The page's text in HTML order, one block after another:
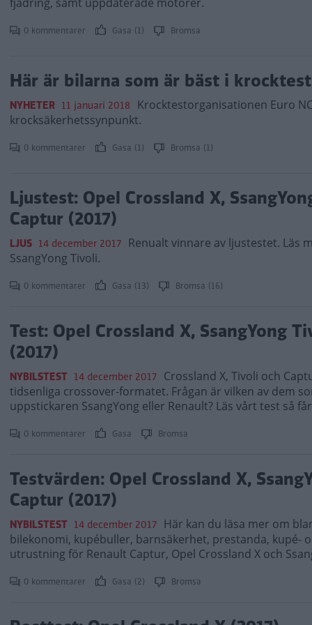
0 kommentarer Gasa (1) Bromsa
Här är bilarna som är bäst i krocktest
NYHETER 11 januari 2018 Krocktestorganisationen Euro
krocksäkerhetssynpunkt.
0 kommentarer Gasa (1) Bromsa (1)
Ljustest: Opel Crossland X,
Captur (2017)
LJUS 14 december 2017 Renualt vinnare av ljustestet. Läs
SsangYong Tivoli.
0 kommentarer Gasa (13) Bromsa (16)
Test: Opel Crossland X, SsangYong
(2017)
NYBILSTEST 14 december 2017 Crossland X, Tivoli och
tidsenliga crossover-formatet. Frågan är vilken av dem
uppstickaren SsangYong eller Renault? Läs vårt test så
0 kommentarer Gasa Bromsa
Testvärden: Opel Crossland X,
Captur (2017)
NYBILSTEST 14 december 2017 Här kan du läsa mer om
bilekonomi, kupébuller, barnsäkerhet, prestanda, kupé-
utrustning för Renault Captur, Opel Crossland X och
0 kommentarer Gasa (2) Bromsa